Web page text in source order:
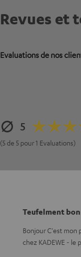
Revues et
Evaluations de nos
5
(5 de 5 pour 1 Evaluations)
Teufelment bon
Bonjour C'est mon
chez KADEWE - le